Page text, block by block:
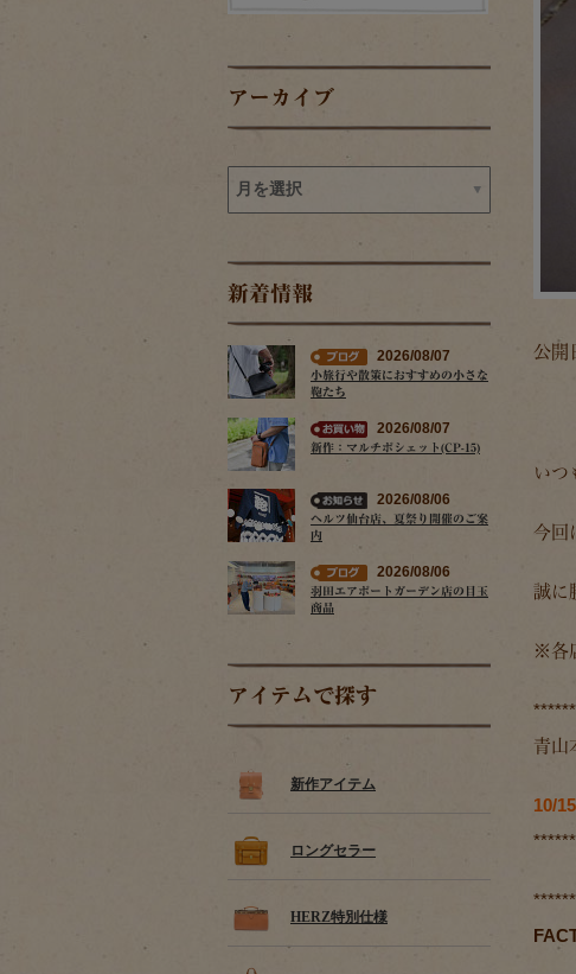
アーカイブ
新着情報
2026/08/07
小旅行や散策におすすめの小さな
鞄たち
2026/08/07
新作：マルチポシェット(CP-15)
2026/08/06
ヘルツ仙台店、夏祭り開催のご案
内
2026/08/06
羽田エアポートガーデン店の目玉
商品
アイテムで探す
新作アイテム
ロングセラー
HERZ特別仕様
公開
いつ
今回
誠に
※各
青山
10/